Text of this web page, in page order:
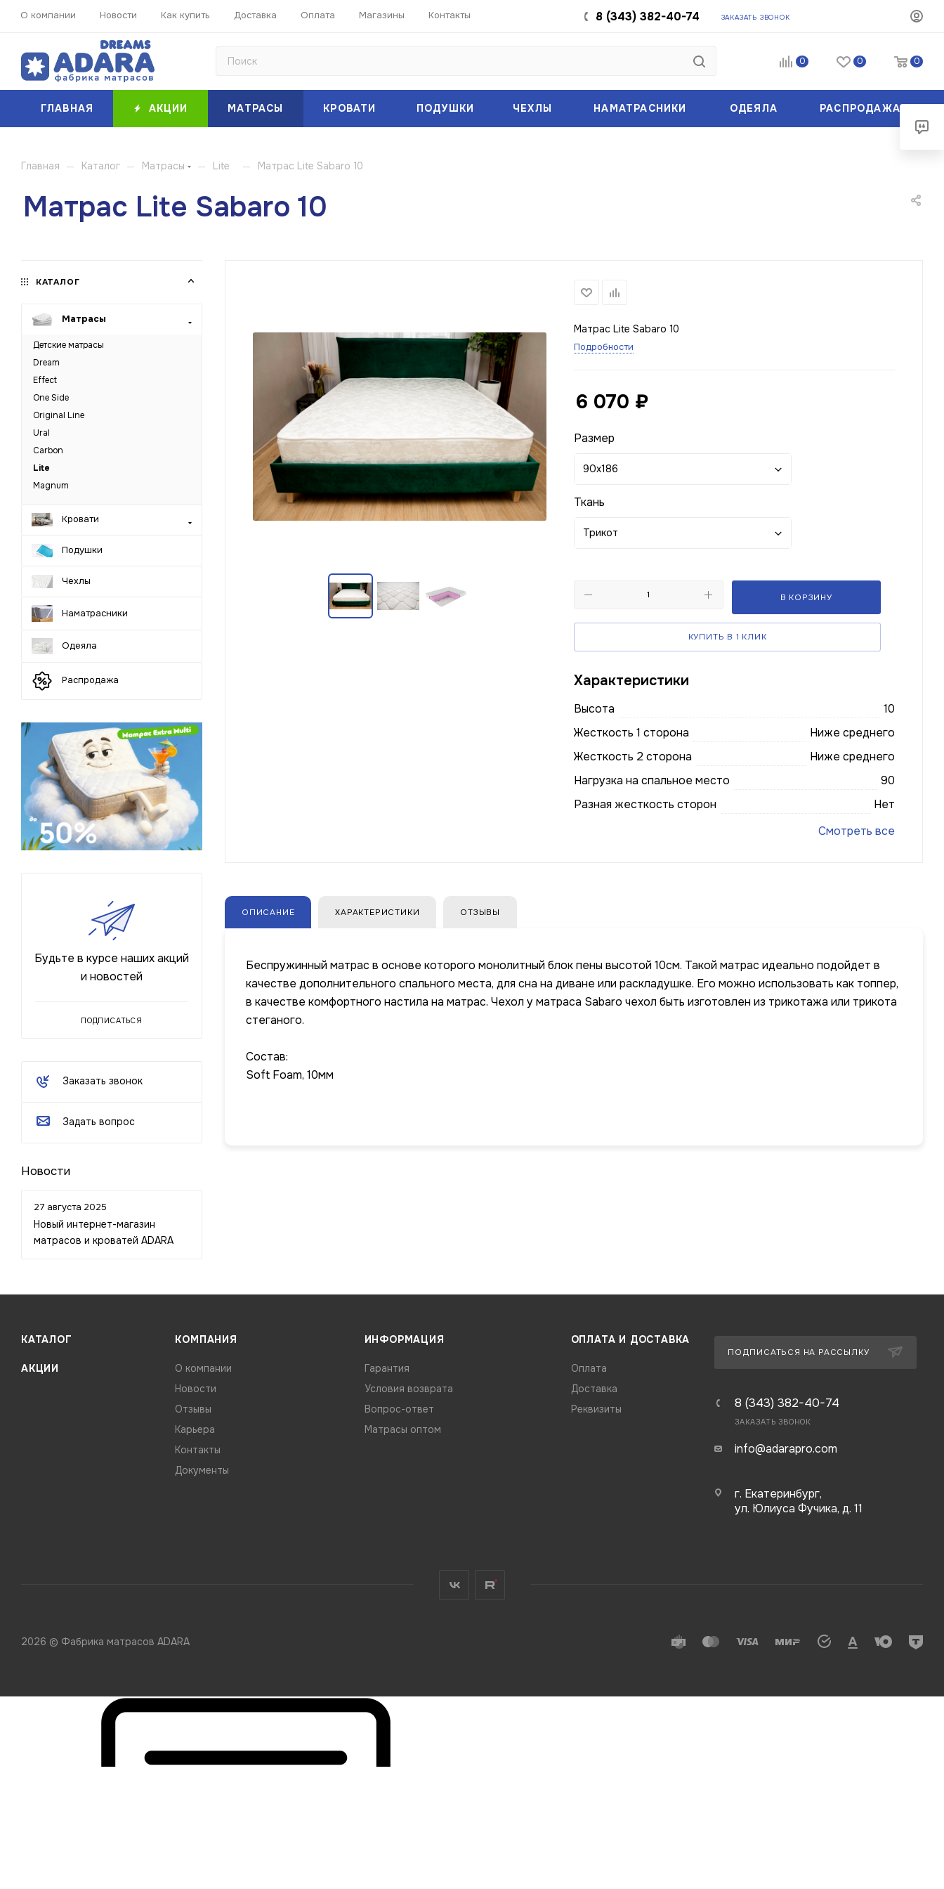
О компании Новости Как купить Доставка Оплата Магазины Контакты 8 (343) 382-40-74 ЗАКАЗАТЬ ЗВОНОК
0 0 0
ГЛАВНАЯ АКЦИИ МАТРАСЫ КРОВАТИ ПОДУШКИ ЧЕХЛЫ НАМАТРАСНИКИ ОДЕЯЛА РАСПРОДАЖА
Главная — Каталог — Матрасы — Lite — Матрас Lite Sabaro 10
Матрас Lite Sabaro 10
Матрас Lite Sabaro 10
Подробности
6 070 ₽
Размер
90x186
Ткань
Трикот
В КОРЗИНУ
КУПИТЬ В 1 КЛИК
Характеристики
Высота
10
Жесткость 1 сторона
Ниже среднего
Жесткость 2 сторона
Ниже среднего
Нагрузка на спальное место
90
Разная жесткость сторон
Нет
Смотреть все
ОПИСАНИЕ ХАРАКТЕРИСТИКИ ОТЗЫВЫ
Беспружинный матрас в основе которого монолитный блок пены высотой 10см. Такой матрас идеально подойдет в
качестве дополнительного спального места, для сна на диване или раскладушке. Его можно использовать как топпер,
в качестве комфортного настила на матрас. Чехол у матраса Sabaro чехол быть изготовлен из трикотажа или трикота
стеганого.
Состав:
Soft Foam, 10мм
КАТАЛОГ
Матрасы
Детские матрасы
Dream
Effect
One Side
Original Line
Ural
Carbon
Lite
Magnum
Кровати
Подушки
Чехлы
Наматрасники
Одеяла
Распродажа
Будьте в курсе наших акций
и новостей
ПОДПИСАТЬСЯ
Заказать звонок
Задать вопрос
Новости
27 августа 2025
Новый интернет-магазин
матрасов и кроватей ADARA
КАТАЛОГ
АКЦИИ
КОМПАНИЯ
О компании
Новости
Отзывы
Карьера
Контакты
Документы
ИНФОРМАЦИЯ
Гарантия
Условия возврата
Вопрос-ответ
Матрасы оптом
ОПЛАТА И ДОСТАВКА
Оплата
Доставка
Реквизиты
ПОДПИСАТЬСЯ НА РАССЫЛКУ
8 (343) 382-40-74
ЗАКАЗАТЬ ЗВОНОК
info@adarapro.com
г. Екатеринбург,
ул. Юлиуса Фучика, д. 11
2026 © Фабрика матрасов ADARA